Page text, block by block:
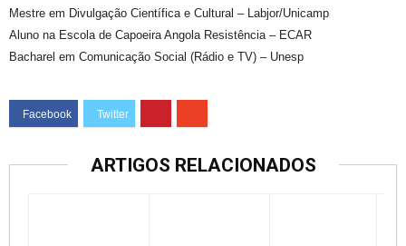
Mestre em Divulgação Científica e Cultural – Labjor/Unicamp
Aluno na Escola de Capoeira Angola Resistência – ECAR
Bacharel em Comunicação Social (Rádio e TV) – Unesp
ARTIGOS RELACIONADOS